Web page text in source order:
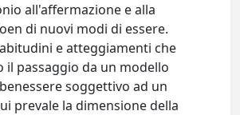
all'affermazione e alla
di nuovi modi di essere.
e atteggiamenti che
il passaggio da un modello
soggettivo ad un
prevale la dimensione della